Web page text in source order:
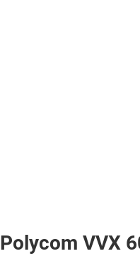
Polycom VVX